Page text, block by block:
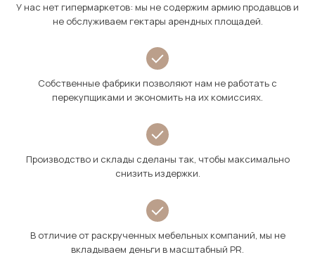
У нас нет гипермаркетов: мы не содержим армию продавцов и
не обслуживаем гектары арендных площадей.
Собственные фабрики позволяют нам не работать с
перекупщиками и экономить на их комиссиях.
Производство и склады сделаны так, чтобы максимально
снизить издержки.
В отличие от раскрученных мебельных компаний, мы не
вкладываем деньги в масштабный PR.